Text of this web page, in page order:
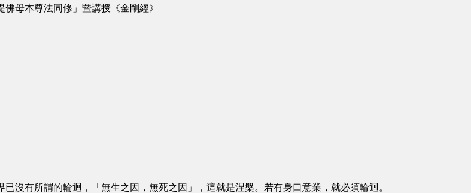
母本尊法同修」暨講授《金剛經》
沒有所謂的輪迴，「無生之因，無死之因」，這就是涅槃。若有身口意業，就必須輪迴。